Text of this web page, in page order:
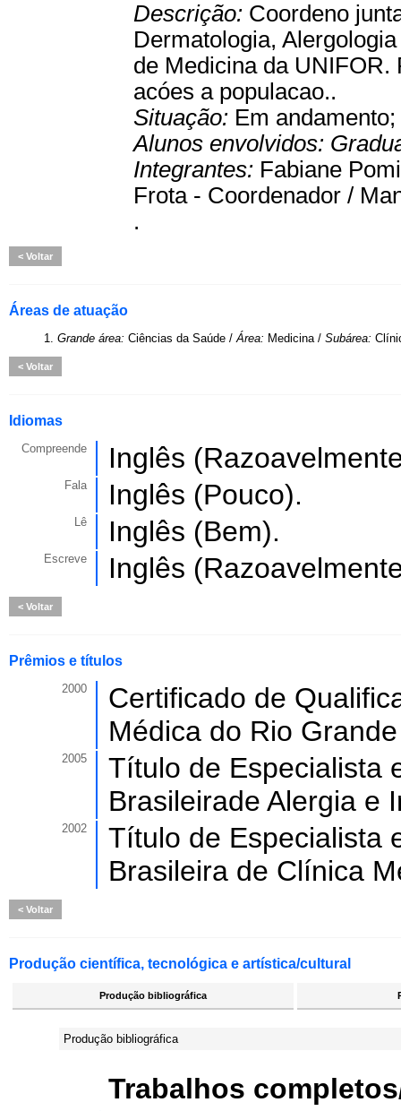
Descrição: Coordeno
Dermatologia,
de Medicina da
acóes a populacao..
Situação: Em andamento;
Alunos envolvidos:
Integrantes: Fabiane
Frota - Coordenador /
.
Voltar
Áreas de atuação
1. Grande área: Ciências da Saúde /Área: Medicina / Subárea:
Voltar
Idiomas
Compreende Inglês
Fala Inglês (Pouco).
Lê Inglês (Bem).
Escreve Inglês
Voltar
Prêmios e títulos
2000
Certificado de
Médica do Rio
2005
Título de Especialista
Brasileirade Alergia e
2002
Título de Especialista
Brasileira de Clínica
Voltar
Produção científica, tecnológica e artística/cultural
Produção bibliográfica
Produção bibliográfica
Trabalhos